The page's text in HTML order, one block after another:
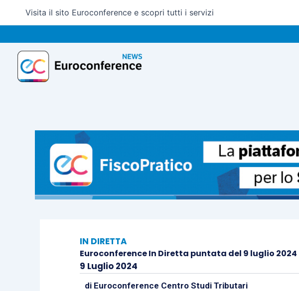
Visita il sito Euroconference e scopri tutti i servizi
IN DIRETTA
Euroconference In Diretta puntata del 9 luglio 2024
9 Luglio 2024
di Euroconference Centro Studi Tributari